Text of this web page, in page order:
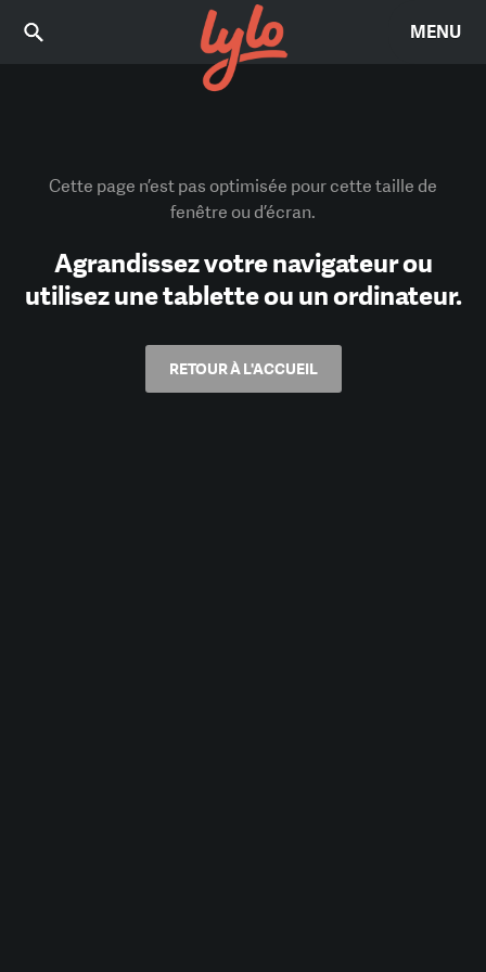
MENU
Cette page n’est pas optimisée pour cette taille de
fenêtre ou d’écran.
Agrandissez votre navigateur ou
utilisez une tablette ou un ordinateur.
RETOUR À L'ACCUEIL